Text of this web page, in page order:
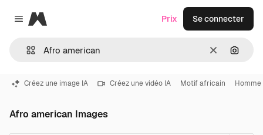
Close menu
Magnific
Effacer
Prix Se connecter
Créez une image IA Créez une vidéo IA Motif africain
Afro american Images